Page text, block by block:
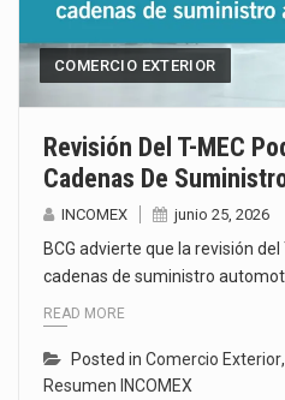
COMERCIO EXTERIOR
Revisión Del T-MEC
Cadenas De
INCOMEX junio 25, 2026
BCG advierte que la revisión
cadenas de suministro
READ MORE
Posted in Comercio Exterior,
Resumen INCOMEX